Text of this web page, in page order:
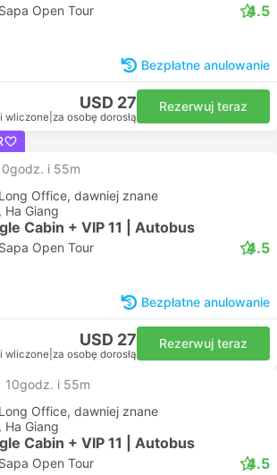
Open Tour 4.5
Bezpłatne anulowanie
USD 27
wliczone za osobę dorosłą
Rezerwuj teraz
i 55m
Office, dawniej znane
Ha Giang
Cabin + VIP 11 | Autobus
Open Tour 4.5
Bezpłatne anulowanie
USD 27
wliczone za osobę dorosłą
Rezerwuj teraz
10godz. i 55m
Office, dawniej znane
Ha Giang
Cabin + VIP 11 | Autobus
Open Tour 4.5